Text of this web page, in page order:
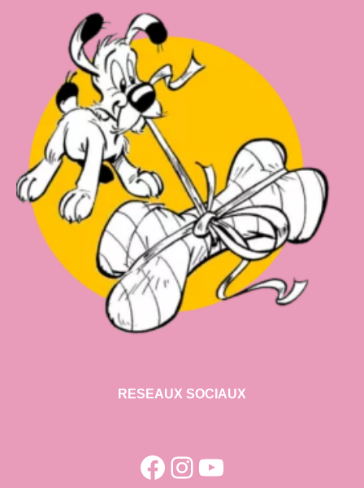
RESEAUX SOCIAUX
Facebook
Instagram
YouTube